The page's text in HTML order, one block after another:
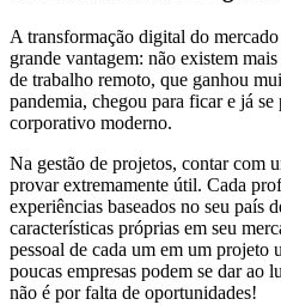
A transformação digital do
grande vantagem: não existem
de trabalho remoto, que ganhou
pandemia, chegou para ficar e já
corporativo moderno.
Na gestão de projetos, contar com
provar extremamente útil. Cada
experiências baseados no seu país
características próprias em seu
pessoal de cada um em um
poucas empresas podem se dar ao
não é por falta de oportunidades!